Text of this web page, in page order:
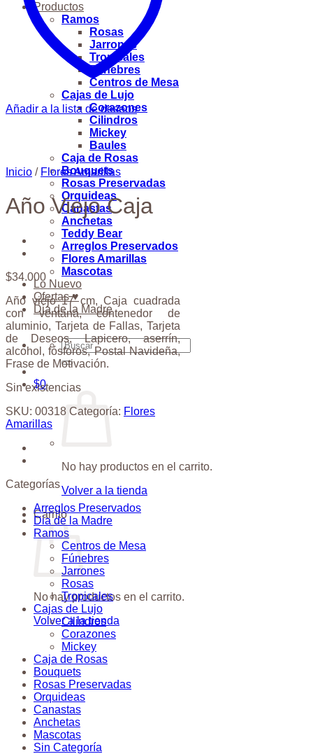
Productos
Ramos
Rosas
Jarrones
Tropicales
Fúnebres
Centros de Mesa
Cajas de Lujo
Corazones
Cilindros
Mickey
Baules
Caja de Rosas
Bouquets
Rosas Preservadas
Orquideas
Canastas
Anchetas
Teddy Bear
Arreglos Preservados
Flores Amarillas
Mascotas
Lo Nuevo
Ofertas ♥
Dia de la Madre
Buscar
por:
$0
No hay productos en el carrito.
Volver a la tienda
Carrito
No hay productos en el carrito.
Volver a la tienda
Añadir a la lista de deseos
Inicio / Flores Amarillas
Año Viejo Caja
$34.000
Año viejo 17 cm, Caja cuadrada
con ventana, contenedor de
aluminio, Tarjeta de Fallas, Tarjeta
de Deseos, Lapicero, aserrín,
alcohol, fósforos, Postal Navideña,
Frase de Motivación.
Sin existencias
SKU: 00318 Categoría: Flores
Amarillas
Categorías
Arreglos Preservados
Dia de la Madre
Ramos
Centros de Mesa
Fúnebres
Jarrones
Rosas
Tropicales
Cajas de Lujo
Cilindros
Corazones
Mickey
Caja de Rosas
Bouquets
Rosas Preservadas
Orquideas
Canastas
Anchetas
Mascotas
Sin Categoría